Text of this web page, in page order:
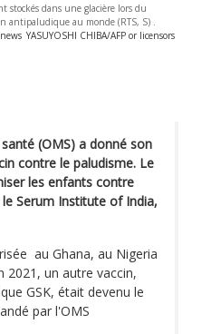
stockés dans une glacière lors du
antipaludique au monde (RTS, S) .
YASUYOSHI CHIBA/AFP or licensors
(OMS) a donné son
contre le paludisme. Le
les enfants contre
Serum Institute of India,
au Ghana, au Nigeria
2021, un autre vaccin,
GSK, était devenu le
par l'OMS